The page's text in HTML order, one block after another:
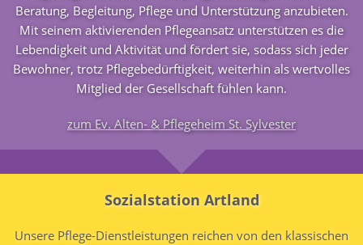
Beratung, Begleitung, Pflege und Unterstützung anzubieten.
Mit seinem aktivierenden Pflegeansatz unterstützen es die
Lebendigkeit und Aktivität und fördert sie, sodass sich jeder
Bewohner, trotz Pflegebedürftigkeit, weiterhin als wertvolles
Mitglied der Gesellschaft fühlen kann.
zum Ev. Alten- & Pflegeheim St. Sylvester
Sozialstation Artland
Unsere Pflege-Dienstleistungen reichen von den klassischen